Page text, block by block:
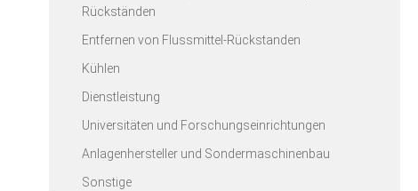
Rückständen
Entfernen von Flussmittel-Rückstanden
Kühlen
Dienstleistung
Universitäten und Forschungseinrichtungen
Anlagenhersteller und Sondermaschinenbau
Sonstige